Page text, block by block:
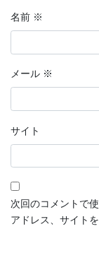
名前 ※
メール ※
サイト
次回のコメントで
アドレス、サイトを